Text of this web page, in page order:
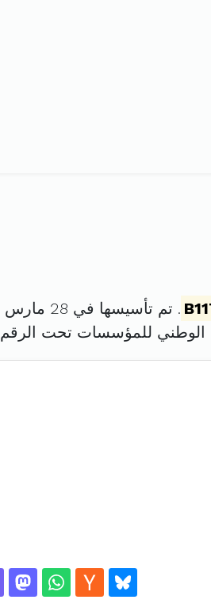
. تم تأسيسها في 28 مارس 2001 برأس مال قدره
للمؤسسات تحت الرقم